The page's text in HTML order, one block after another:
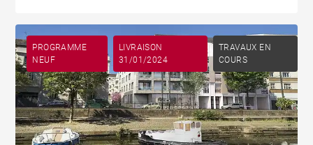
PROGRAMME
NEUF
LIVRAISON
31/01/2024
TRAVAUX EN
COURS